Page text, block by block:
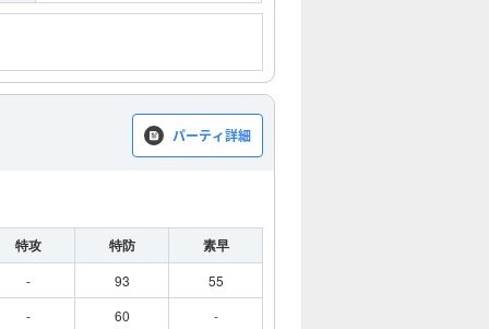
パーティ詳細
特攻 特防 素早
- 93
55
-
60 -